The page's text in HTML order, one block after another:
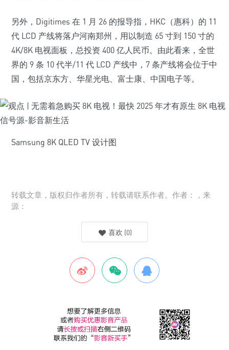
另外，Digitimes 在 1 月 26 的报导指，HKC（惠科）的 11
代 LCD 产线将落户河南郑州，用以制造 65 寸到 150 寸的
4K/8K 电视面板，总投资 400 亿人民币。由此看来，全世
界的 9 条 10 代半/11 代 LCD 产线中，7 条产线将会位于中
国，包括京东方、华星光电、富士康、中国电子等。
Samsung 8K QLED TV 设计图
转载文章，版权归作者所有，转载请联系作者。作者：，来
源：
喜欢 (0)